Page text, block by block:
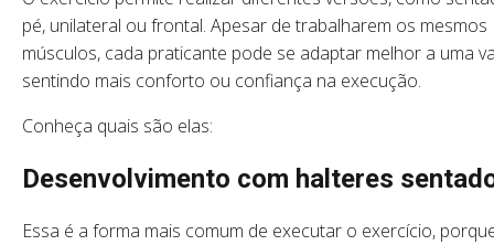
pé, unilateral ou frontal. Apesar de trabalharem os mesmos
músculos, cada praticante pode se adaptar melhor a uma
sentindo mais conforto ou confiança na execução.
Conheça quais são elas:
Desenvolvimento com halteres
Essa é a forma mais comum de executar o exercício,